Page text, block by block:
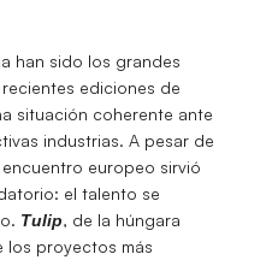
han sido los grandes
ediciones de
situación coherente ante
industrias. A pesar de
europeo sirvió
el talento se
Tulip, de la húngara
los proyectos más